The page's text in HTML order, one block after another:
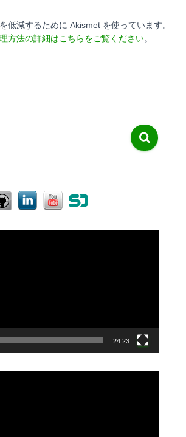
低減するために Akismet を使っています。
方法の詳細はこちらをご覧ください。
24:23